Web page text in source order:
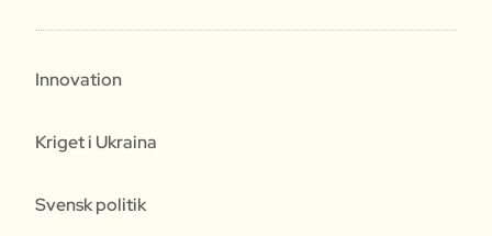
Innovation
Kriget i Ukraina
Svensk politik